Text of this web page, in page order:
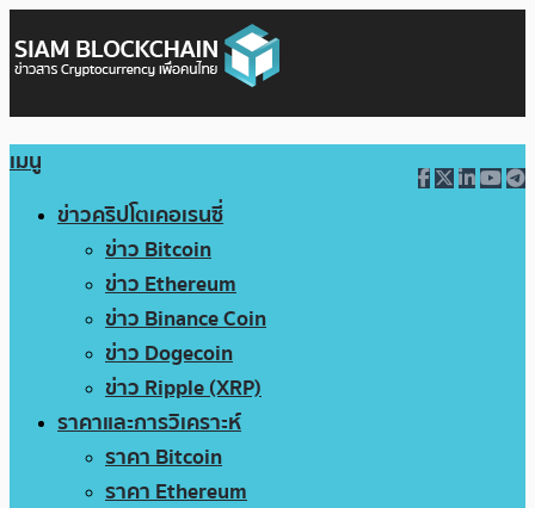
เมนู
ข่าวคริปโตเคอเรนซี่
ข่าว Bitcoin
ข่าว Ethereum
ข่าว Binance Coin
ข่าว Dogecoin
ข่าว Ripple (XRP)
ราคาและการวิเคราะห์
ราคา Bitcoin
ราคา Ethereum